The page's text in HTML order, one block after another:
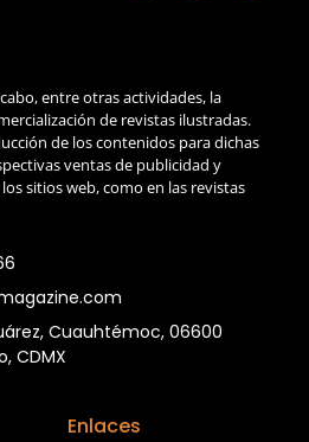
entre otras actividades, la
de revistas ilustradas.
de los contenidos para dichas
ventas de publicidad y
sitios web, como en las revistas
Cuauhtémoc, 06600
CDMX
Enlaces